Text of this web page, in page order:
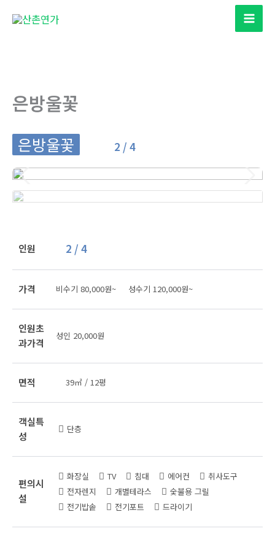
은방울꽃
은방울꽃 2 / 4
인원 2 / 4
가격 비수기 80,000원~ 성수기 120,000원~
인원초
과가격
성인 20,000원
면적 39㎡ / 12평
객실특
성
단층
편의시
설
화장실 TV 침대 에어컨
취사도구
전자렌지
개별테라스
숯불용 그릴
전기밥솥
전기포트 드라이기